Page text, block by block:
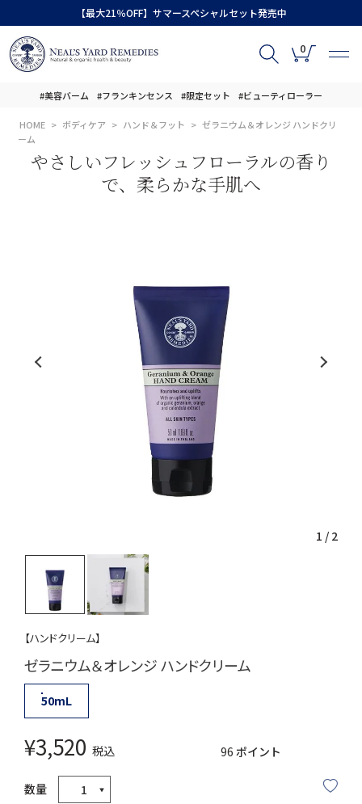
【最大21％OFF】サマースペシャルセット発売中
0
#美容バーム #フランキンセンス #限定セット #ビューティローラー
HOME ボディケア ハンド＆フット
ゼラニウム＆オレンジ ハンドクリ
ーム
やさしいフレッシュフローラルの香り
で、柔らかな手肌へ
1 / 2
【ハンドクリーム】
ゼラニウム＆オレンジ ハンドクリーム
50mL
¥3,520 税込 96 ポイント